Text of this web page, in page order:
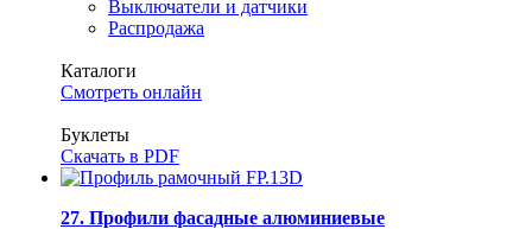
Выключатели и датчики
Распродажа
Каталоги
Смотреть онлайн
Буклеты
Скачать в PDF
27. Профили фасадные алюминиевые